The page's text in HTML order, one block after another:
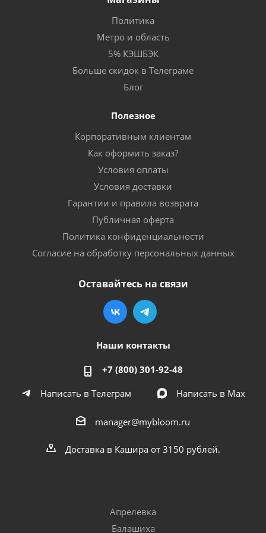
Политика
Метро и область
5% КЭШБЭК
Больше скидок в Телеграме
Блог
Полезное
Корпоративным клиентам
Как оформить заказ?
Условия оплаты
Условия доставки
Гарантии и правила возврата
Публичная оферта
Политика конфиденциальности
Согласие на обработку персональных данных
Оставайтесь на связи
Наши контакты
+7 (800) 301-92-48
Написать в Телеграм
Написать в Мах
manager@mybloom.ru
Доставка в Кашира от 3150 рублей.
Апрелевка
Балашиха